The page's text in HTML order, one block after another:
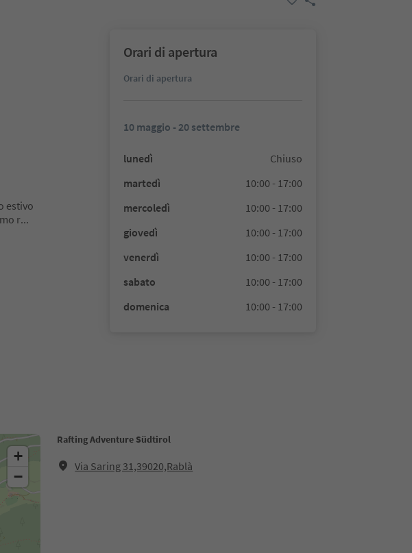
estivo
r...
Orari di apertura
Orari di apertura
10 maggio - 20 settembre
lunedì
Chiuso
martedì
10:00 - 17:00
mercoledì
10:00 - 17:00
giovedì
10:00 - 17:00
venerdì
10:00 - 17:00
sabato
10:00 - 17:00
domenica
10:00 - 17:00
Rafting Adventure Südtirol
Via Saring 31,39020,Rablà
+
−